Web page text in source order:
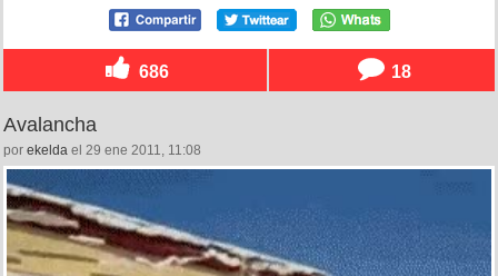
686 18
Avalancha
por ekelda el 29 ene 2011, 11:08